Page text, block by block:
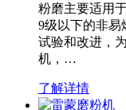
粉磨主要适用
9级以下的非易
试验和改进，
机，…
了解详情